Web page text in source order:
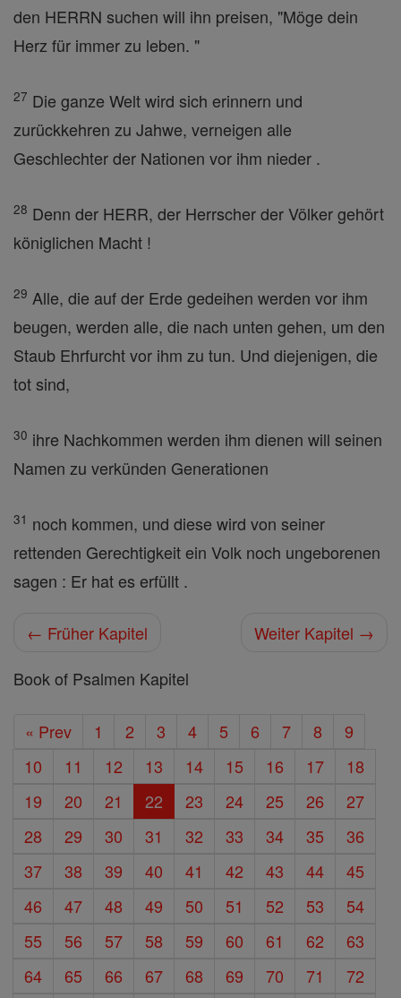
den HERRN suchen will ihn preisen, "Möge dein
Herz für immer zu leben. "
27 Die ganze Welt wird sich erinnern und
zurückkehren zu Jahwe, verneigen alle
Geschlechter der Nationen vor ihm nieder .
28 Denn der HERR, der Herrscher der Völker gehört
königlichen Macht !
29 Alle, die auf der Erde gedeihen werden vor ihm
beugen, werden alle, die nach unten gehen, um den
Staub Ehrfurcht vor ihm zu tun. Und diejenigen, die
tot sind,
30 ihre Nachkommen werden ihm dienen will seinen
Namen zu verkünden Generationen
31 noch kommen, und diese wird von seiner
rettenden Gerechtigkeit ein Volk noch ungeborenen
sagen : Er hat es erfüllt .
← Früher Kapitel
Weiter Kapitel →
Book of Psalmen Kapitel
« Prev 1 2 3 4 5 6 7 8
9
10
11 12 13 14 15 16 17
18
19
20 21 22 23 24 25 26
27
28
29 30 31 32 33 34 35
36
37
38 39 40 41 42 43 44
45
46
47 48 49 50 51 52 53
54
55
56 57 58 59 60 61 62
63
64
65 66 67 68 69 70 71
72